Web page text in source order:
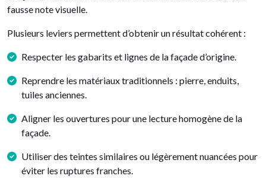
fausse note visuelle.
Plusieurs leviers permettent d’obtenir un résultat cohérent :
Respecter les gabarits et lignes de la façade d’origine.
Reprendre les matériaux traditionnels : pierre, enduits,
tuiles anciennes.
Aligner les ouvertures pour une lecture homogène de la
façade.
Utiliser des teintes similaires ou légèrement nuancées pour
éviter les ruptures franches.